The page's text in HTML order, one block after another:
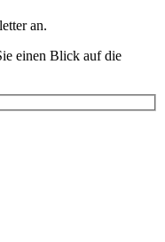
an.
einen Blick auf die